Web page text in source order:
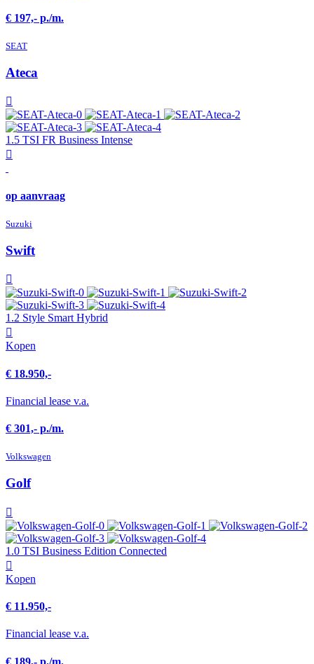
€ 197,- p./m.
SEAT
Ateca
1.5 TSI FR Business Intense
op aanvraag
Suzuki
Swift
1.2 Style Smart Hybrid
Kopen
€ 18.950,-
Financial lease v.a.
€ 301,- p./m.
Volkswagen
Golf
1.0 TSI Business Edition Connected
Kopen
€ 11.950,-
Financial lease v.a.
€ 189,- p./m.